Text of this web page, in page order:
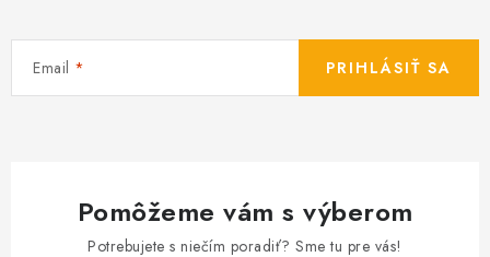
Email PRIHLÁSIŤ SA
Pomôžeme vám s výberom
Potrebujete s niečím poradiť? Sme tu pre vás!